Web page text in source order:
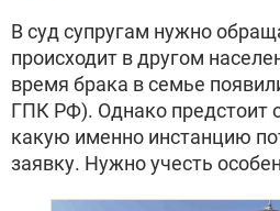
В суд супругам нужно
происходит в другом
время брака в семье
ГПК РФ). Однако предстоит
какую именно инстанцию
заявку. Нужно учесть